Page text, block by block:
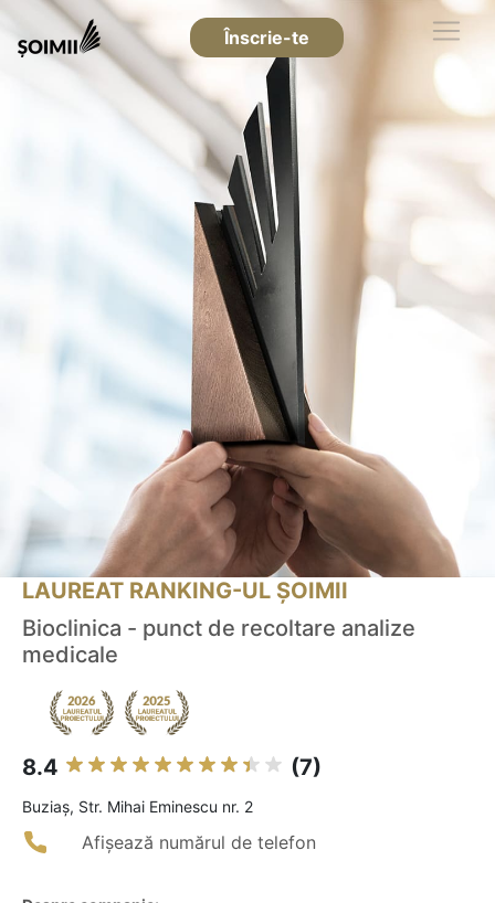
Înscrie-te
LAUREAT RANKING-UL ȘOIMII
Bioclinica - punct de recoltare analize
medicale
8.4 (7)
Buziaş, Str. Mihai Eminescu nr. 2
Afișează numărul de telefon